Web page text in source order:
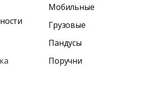
Мобильные
Грузовые
Пандусы
Поручни